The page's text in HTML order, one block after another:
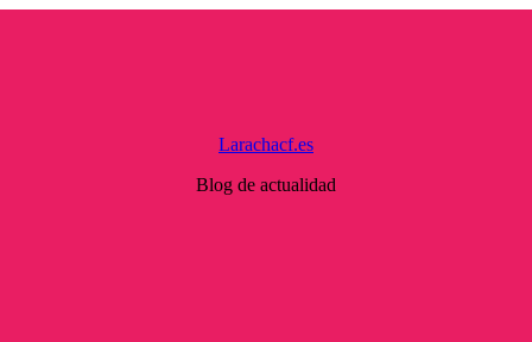
Larachacf.es
Blog de actualidad